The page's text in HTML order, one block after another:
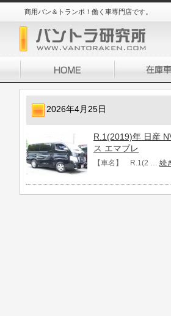
商用バン＆トランポ！働く車専門店です。
2026年4月25日
R.1(2019)年 日産
ス エマブレ
【車名】 R.1(2 … 続